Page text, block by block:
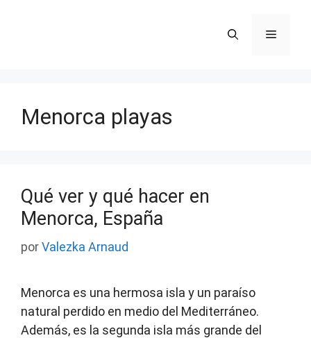
Menú
Menorca playas
Qué ver y qué hacer en
Menorca, España
porValezka Arnaud
Menorca es una hermosa isla y un paraíso
natural perdido en medio del Mediterráneo.
Además, es la segunda isla más grande del